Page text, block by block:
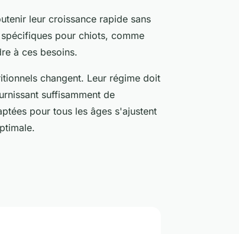
leur croissance rapide sans
pour chiots, comme
à ces besoins.
changent. Leur régime doit
suffisamment de
pour tous les âges s'ajustent